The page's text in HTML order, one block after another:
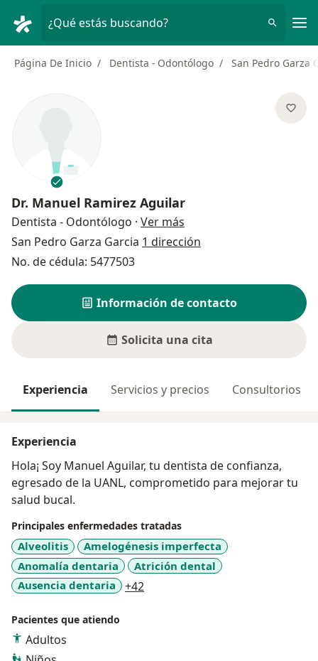
¿Qué estás buscando?
Página De Inicio Dentista - Odontólogo San Pedro Garza
Dr. Manuel Ramirez Aguilar
Dentista - Odontólogo · Ver más
San Pedro Garza Garcia 1 dirección
No. de cédula: 5477503
Información de contacto
Solicita una cita
Experiencia Servicios y precios Consultorios
Experiencia
Hola¡ Soy Manuel Aguilar, tu dentista de confianza,
egresado de la UANL, comprometido para mejorar tu
salud bucal.
Principales enfermedades tratadas
Alveolitis
Amelogénesis imperfecta
Anomalía dentaria
Atrición dental
Ausencia dentaria
+42
Pacientes que atiendo
Adultos